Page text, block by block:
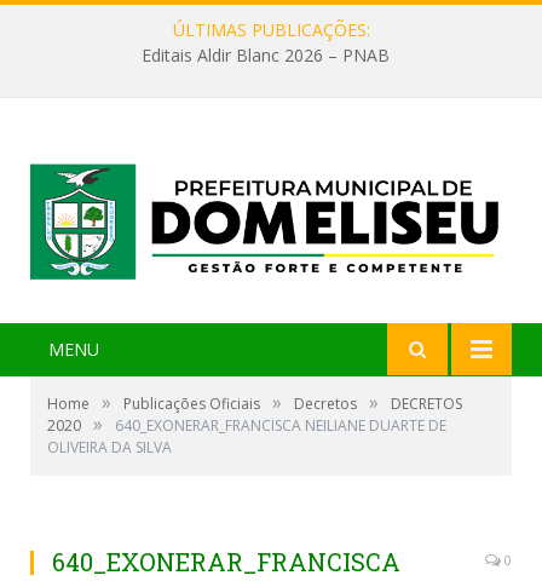
ÚLTIMAS PUBLICAÇÕES:
Editais Aldir Blanc 2026 – PNAB
MENU
Home » Publicações Oficiais » Decretos »
DECRETOS
2020 »
640_EXONERAR_FRANCISCA NEILIANE DUARTE DE
OLIVEIRA DA SILVA
640_EXONERAR_FRANCISCA
0